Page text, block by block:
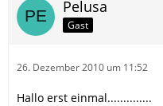
Pelusa
Gast
26. Dezember 2010 um 11:52
Hallo erst einmal..............